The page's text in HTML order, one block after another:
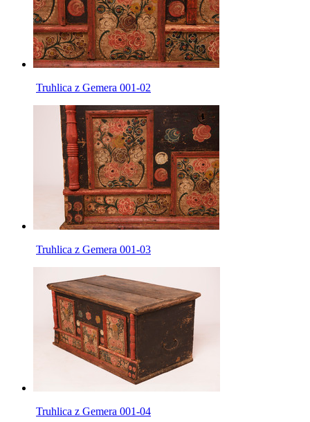
Truhlica z Gemera 001-02
Truhlica z Gemera 001-03
Truhlica z Gemera 001-04